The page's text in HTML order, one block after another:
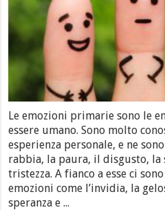
Le emozioni primarie sono le
essere umano. Sono molto
esperienza personale, e ne
rabbia, la paura, il disgusto, la
tristezza. A fianco a esse ci
emozioni come l’invidia, la
speranza e ...